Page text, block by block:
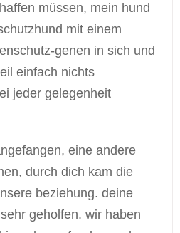
müssen, mein hund
mit einem
genen in sich und
einfach nichts
jeder gelegenheit
eine andere
durch dich kam die
beziehung. deine
geholfen. wir haben